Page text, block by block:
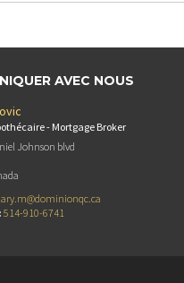
AVEC NOUS
- Mortgage Broker
Johnson blvd
514-910-6741